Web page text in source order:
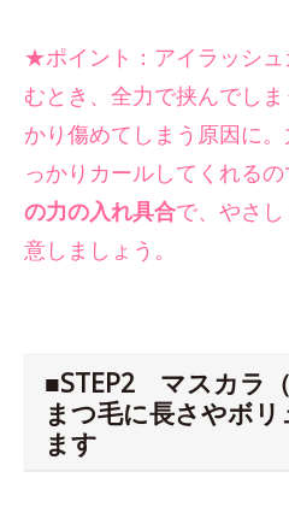
★ポイント：アイラッシ
むとき、全力で挟んでし
かり傷めてしまう原因に
っかりカールしてくれる
の力の入れ具合で、やさ
意しましょう。
■STEP2 マスカラ
まつ毛に長さやボ
ます